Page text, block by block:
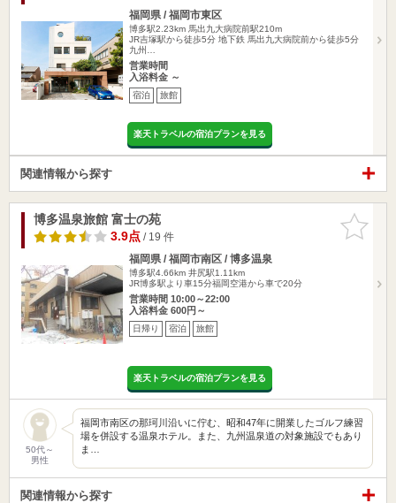
福岡県 / 福岡市東区
博多駅2.23km 馬出九大病院前駅210m
JR吉塚駅から徒歩5分 地下鉄 馬出九大病院前から徒歩5分
九州…
営業時間
入浴料金 ～
宿泊 旅館
楽天トラベルの宿泊プランを見る
関連情報から探す
お気に入
りに追加
博多温泉旅館 富士の苑
3.9点/ 19 件
福岡県 / 福岡市南区 / 博多温泉
博多駅4.66km 井尻駅1.11km
JR博多駅より車15分福岡空港から車で20分
営業時間 10:00～22:00
入浴料金 600円～
日帰り 宿泊 旅館
楽天トラベルの宿泊プランを見る
50代～
男性
福岡市南区の那珂川沿いに佇む、昭和47年に開業したゴルフ練習
場を併設する温泉ホテル。また、九州温泉道の対象施設でもあり
ま…
関連情報から探す